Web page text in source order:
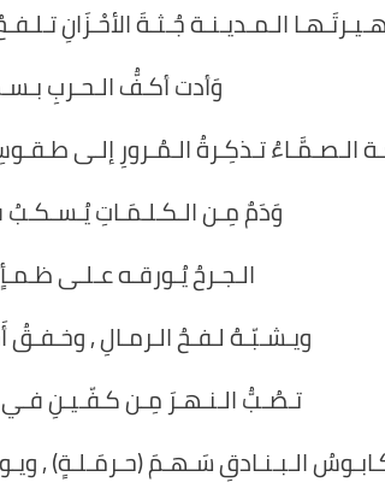
الـمـديـنـة جُـثـةَ الأحْـزَانِ
وَأدت أكـفُّ الـحـربِ
الـصـمَّـاءُ تـذكِـرةُ الـمُـرورِ إلـى
وَدَمٌ مِـن الـكـلـمَـاتِ يُـسـكـبُ
الـجـرحُ يُـورقـه عـلـى
ويـشـبّـهُ لـفـحُ الـرمـالِ ,
تـصُـبُّ الـنـهـرَ مِـن كـفّـيـنِ
الـبـنـادقِ سَـهـمَ (حـرمَـلـةٍ) ,